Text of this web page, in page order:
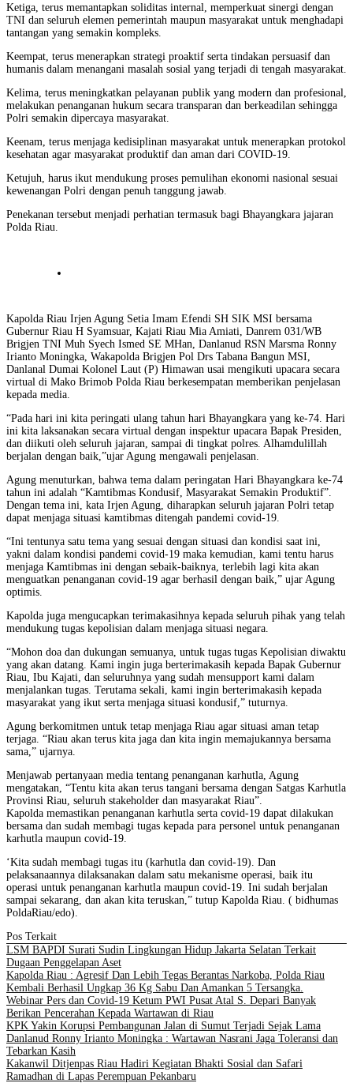
Ketiga, terus memantapkan soliditas internal, memperkuat sinergi dengan
TNI dan seluruh elemen pemerintah maupun masyarakat untuk menghadapi
tantangan yang semakin kompleks.
Keempat, terus menerapkan strategi proaktif serta tindakan persuasif dan
humanis dalam menangani masalah sosial yang terjadi di tengah masyarakat.
Kelima, terus meningkatkan pelayanan publik yang modern dan profesional,
melakukan penanganan hukum secara transparan dan berkeadilan sehingga
Polri semakin dipercaya masyarakat.
Keenam, terus menjaga kedisiplinan masyarakat untuk menerapkan protokol
kesehatan agar masyarakat produktif dan aman dari COVID-19.
Ketujuh, harus ikut mendukung proses pemulihan ekonomi nasional sesuai
kewenangan Polri dengan penuh tanggung jawab.
Penekanan tersebut menjadi perhatian termasuk bagi Bhayangkara jajaran
Polda Riau.
Kapolda Riau Irjen Agung Setia Imam Efendi SH SIK MSI bersama
Gubernur Riau H Syamsuar, Kajati Riau Mia Amiati, Danrem 031/WB
Brigjen TNI Muh Syech Ismed SE MHan, Danlanud RSN Marsma Ronny
Irianto Moningka, Wakapolda Brigjen Pol Drs Tabana Bangun MSI,
Danlanal Dumai Kolonel Laut (P) Himawan usai mengikuti upacara secara
virtual di Mako Brimob Polda Riau berkesempatan memberikan penjelasan
kepada media.
“Pada hari ini kita peringati ulang tahun hari Bhayangkara yang ke-74. Hari
ini kita laksanakan secara virtual dengan inspektur upacara Bapak Presiden,
dan diikuti oleh seluruh jajaran, sampai di tingkat polres. Alhamdulillah
berjalan dengan baik,”ujar Agung mengawali penjelasan.
Agung menuturkan, bahwa tema dalam peringatan Hari Bhayangkara ke-74
tahun ini adalah “Kamtibmas Kondusif, Masyarakat Semakin Produktif”.
Dengan tema ini, kata Irjen Agung, diharapkan seluruh jajaran Polri tetap
dapat menjaga situasi kamtibmas ditengah pandemi covid-19.
“Ini tentunya satu tema yang sesuai dengan situasi dan kondisi saat ini,
yakni dalam kondisi pandemi covid-19 maka kemudian, kami tentu harus
menjaga Kamtibmas ini dengan sebaik-baiknya, terlebih lagi kita akan
menguatkan penanganan covid-19 agar berhasil dengan baik,” ujar Agung
optimis.
Kapolda juga mengucapkan terimakasihnya kepada seluruh pihak yang telah
mendukung tugas kepolisian dalam menjaga situasi negara.
“Mohon doa dan dukungan semuanya, untuk tugas tugas Kepolisian diwaktu
yang akan datang. Kami ingin juga berterimakasih kepada Bapak Gubernur
Riau, Ibu Kajati, dan seluruhnya yang sudah mensupport kami dalam
menjalankan tugas. Terutama sekali, kami ingin berterimakasih kepada
masyarakat yang ikut serta menjaga situasi kondusif,” tuturnya.
Agung berkomitmen untuk tetap menjaga Riau agar situasi aman tetap
terjaga. “Riau akan terus kita jaga dan kita ingin memajukannya bersama
sama,” ujarnya.
Menjawab pertanyaan media tentang penanganan karhutla, Agung
mengatakan, “Tentu kita akan terus tangani bersama dengan Satgas Karhutla
Provinsi Riau, seluruh stakeholder dan masyarakat Riau”.
Kapolda memastikan penanganan karhutla serta covid-19 dapat dilakukan
bersama dan sudah membagi tugas kepada para personel untuk penanganan
karhutla maupun covid-19.
‘Kita sudah membagi tugas itu (karhutla dan covid-19). Dan
pelaksanaannya dilaksanakan dalam satu mekanisme operasi, baik itu
operasi untuk penanganan karhutla maupun covid-19. Ini sudah berjalan
sampai sekarang, dan akan kita teruskan,” tutup Kapolda Riau. ( bidhumas
PoldaRiau/edo).
Pos Terkait
LSM BAPDI Surati Sudin Lingkungan Hidup Jakarta Selatan Terkait
Dugaan Penggelapan Aset
Kapolda Riau : Agresif Dan Lebih Tegas Berantas Narkoba, Polda Riau
Kembali Berhasil Ungkap 36 Kg Sabu Dan Amankan 5 Tersangka.
Webinar Pers dan Covid-19 Ketum PWI Pusat Atal S. Depari Banyak
Berikan Pencerahan Kepada Wartawan di Riau
KPK Yakin Korupsi Pembangunan Jalan di Sumut Terjadi Sejak Lama
Danlanud Ronny Irianto Moningka : Wartawan Nasrani Jaga Toleransi dan
Tebarkan Kasih
Kakanwil Ditjenpas Riau Hadiri Kegiatan Bhakti Sosial dan Safari
Ramadhan di Lapas Perempuan Pekanbaru